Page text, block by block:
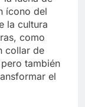
ícono del
la cultura
como
collar de
también
el